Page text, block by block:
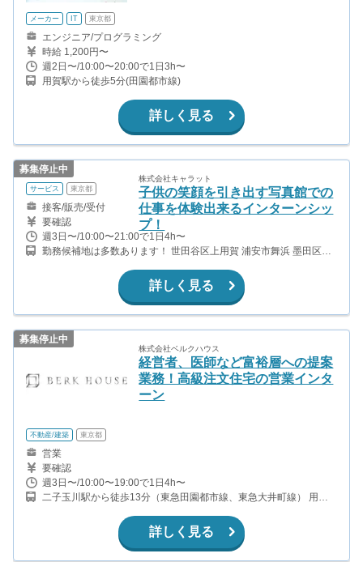
メーカー IT 東京都
エンジニア/プログラミング
時給 1,200円〜
週2日〜/10:00〜20:00で1日3h〜
用賀駅から徒歩5分(田園都市線)
詳しく見る
募集停止中
株式会社キャラット
子供の笑顔を引き出す写真館での
仕事を体験出来るインターンシッ
プ！
サービス 東京都
接客/販売/受付
要確認
週3日〜/10:00〜21:00で1日4h〜
勤務候補地は多数あります！ 世田谷区上用賀 浦安市舞浜 墨田区江
市下柳 足立区西新井 草加市高砂
詳しく見る
募集停止中
株式会社ベルクハウス
経営者、医師など富裕層への提案
業務！高級注文住宅の営業インタ
ーン
不動産/建築 東京都
営業
要確認
週3日〜/10:00〜19:00で1日4h〜
二子玉川駅から徒歩13分（東急田園都市線、東急大井町線） 用賀
詳しく見る